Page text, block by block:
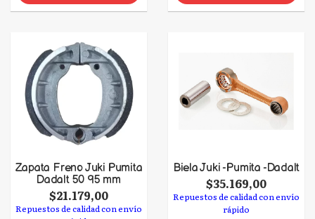
Zapata Freno Juki Pumita
Dadalt 50 95 mm
$21.179,00
Repuestos de calidad con envío
Biela Juki -Pumita -Dadalt
$35.169,00
Repuestos de calidad con envío
rápido